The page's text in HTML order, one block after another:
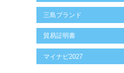
三島ブランド
貿易証明書
マイナビ2027